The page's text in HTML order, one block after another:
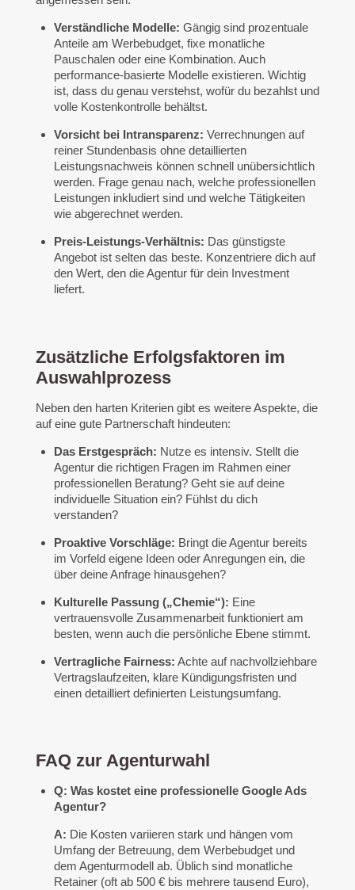
Verständliche Modelle: Gängig sind prozentuale
Anteile am Werbebudget, fixe monatliche
Pauschalen oder eine Kombination. Auch
performance-basierte Modelle existieren. Wichtig
ist, dass du genau verstehst, wofür du bezahlst und
volle Kostenkontrolle behältst.
Vorsicht bei Intransparenz: Verrechnungen auf
reiner Stundenbasis ohne detaillierten
Leistungsnachweis können schnell unübersichtlich
werden. Frage genau nach, welche professionellen
Leistungen inkludiert sind und welche Tätigkeiten
wie abgerechnet werden.
Preis-Leistungs-Verhältnis: Das günstigste
Angebot ist selten das beste. Konzentriere dich auf
den Wert, den die Agentur für dein Investment
liefert.
Zusätzliche Erfolgsfaktoren im
Auswahlprozess
Neben den harten Kriterien gibt es weitere Aspekte, die
auf eine gute Partnerschaft hindeuten:
Das Erstgespräch: Nutze es intensiv. Stellt die
Agentur die richtigen Fragen im Rahmen einer
professionellen Beratung? Geht sie auf deine
individuelle Situation ein? Fühlst du dich
verstanden?
Proaktive Vorschläge: Bringt die Agentur bereits
im Vorfeld eigene Ideen oder Anregungen ein, die
über deine Anfrage hinausgehen?
Kulturelle Passung („Chemie“): Eine
vertrauensvolle Zusammenarbeit funktioniert am
besten, wenn auch die persönliche Ebene stimmt.
Vertragliche Fairness: Achte auf nachvollziehbare
Vertragslaufzeiten, klare Kündigungsfristen und
einen detailliert definierten Leistungsumfang.
FAQ zur Agenturwahl
Q: Was kostet eine professionelle Google Ads
Agentur?
A: Die Kosten variieren stark und hängen vom
Umfang der Betreuung, dem Werbebudget und
dem Agenturmodell ab. Üblich sind monatliche
Retainer (oft ab 500 € bis mehrere tausend Euro),